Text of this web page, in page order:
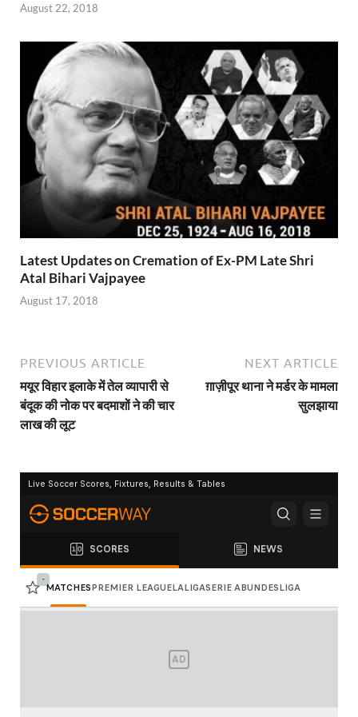
August 22, 2018
Latest Updates on Cremation of Ex-PM Late Shri
Atal Bihari Vajpayee
August 17, 2018
PREVIOUS ARTICLE
मयूर विहार इलाके में तेल व्यापारी से
बंदूक की नोक पर बदमाशों ने की चार
लाख की लूट
NEXT ARTICLE
ग़ाज़ीपूर थाना ने मर्डर के मामला
सुलझाया